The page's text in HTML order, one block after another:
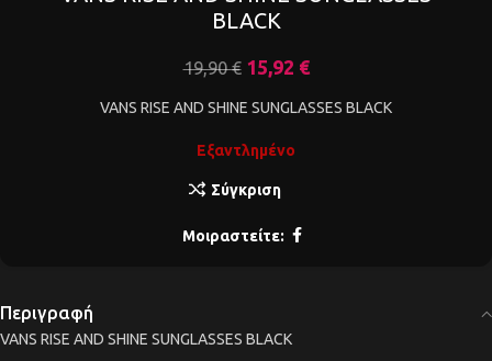
BLACK
19,90€ 15,92 €
VANS RISE AND SHINE SUNGLASSES BLACK
Εξαντλημένο
Σύγκριση
Μοιραστείτε:
Περιγραφή
VANS RISE AND SHINE SUNGLASSES BLACK